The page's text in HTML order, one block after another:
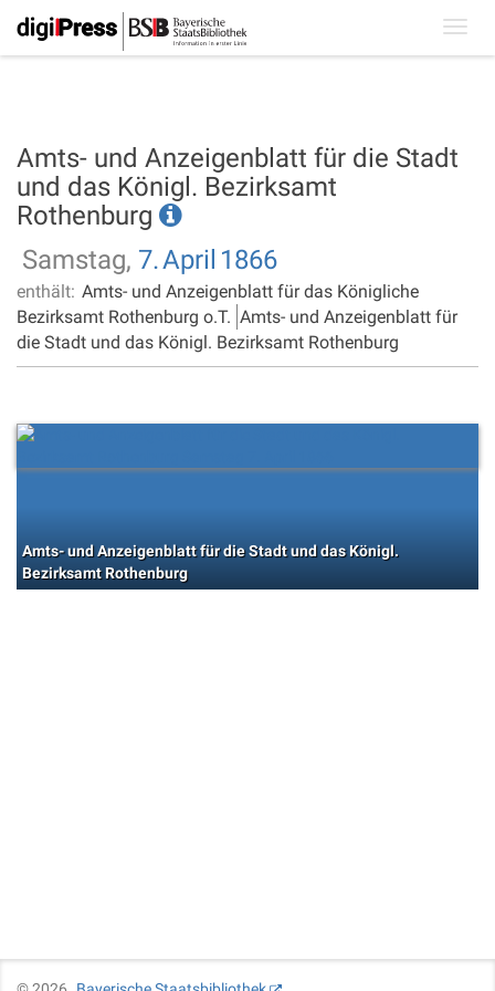
Amts- und Anzeigenblatt für die Stadt
und das Königl. Bezirksamt
Rothenburg
Samstag, 7.April 1866
enthält: Amts- und Anzeigenblatt für das Königliche
Bezirksamt Rothenburg o.T. Amts- und Anzeigenblatt für
die Stadt und das Königl. Bezirksamt Rothenburg
Amts- und Anzeigenblatt für die Stadt und das Königl.
Bezirksamt Rothenburg